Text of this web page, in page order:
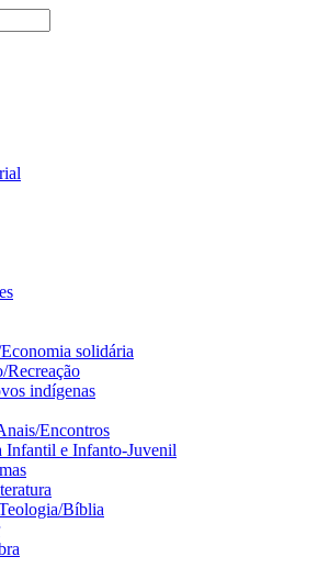
solidária
Recreação
indígenas
Encontros
Infantil e Infanto-Juvenil
Bíblia